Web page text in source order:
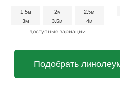
1.5м 2м
2.5м
3м
3.5м 4м
доступные вариации
Подобрать